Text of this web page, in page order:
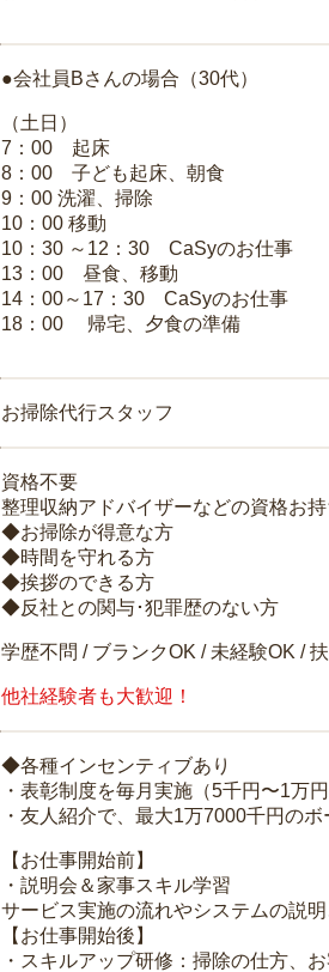
●会社員Bさんの場合（30代）
（土日）
7：00 起床
8：00 子ども起床、朝食
9：00 洗濯、掃除
10：00 移動
10：30 ～12：30 CaSyのお仕事
13：00 昼食、移動
14：00～17：30 CaSyのお仕事
18：00 帰宅、夕食の準備
お掃除代行スタッフ
資格不要
整理収納アドバイザーなどの資格お
◆お掃除が得意な方
◆時間を守れる方
◆挨拶のできる方
◆反社との関与･犯罪歴のない方
学歴不問 / ブランクOK / 未経験OK /
他社経験者も大歓迎！
◆各種インセンティブあり
・表彰制度を毎月実施（5千円〜1万
・友人紹介で、最大1万7000千円の
【お仕事開始前】
・説明会＆家事スキル学習
サービス実施の流れやシステムの説
【お仕事開始後】
・スキルアップ研修：掃除の仕方、